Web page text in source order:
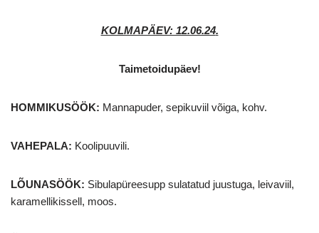
KOLMAPÄEV: 12.06.24.
Taimetoidupäev!
HOMMIKUSÖÖK: Mannapuder, sepikuviil võiga, kohv.
VAHEPALA: Koolipuuvili.
LÕUNASÖÖK: Sibulapüreesupp sulatatud juustuga, leivaviil,
karamellikissell, moos.